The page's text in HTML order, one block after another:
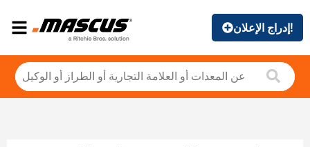
إدراج الإعلان!